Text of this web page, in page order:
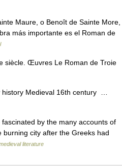
Maure, o Benoît de Sainte More,
más importante es el Roman de
siècle. Œuvres Le Roman de Troie
Medieval 16th century …
by the many accounts of
burning city after the Greeks had
literature